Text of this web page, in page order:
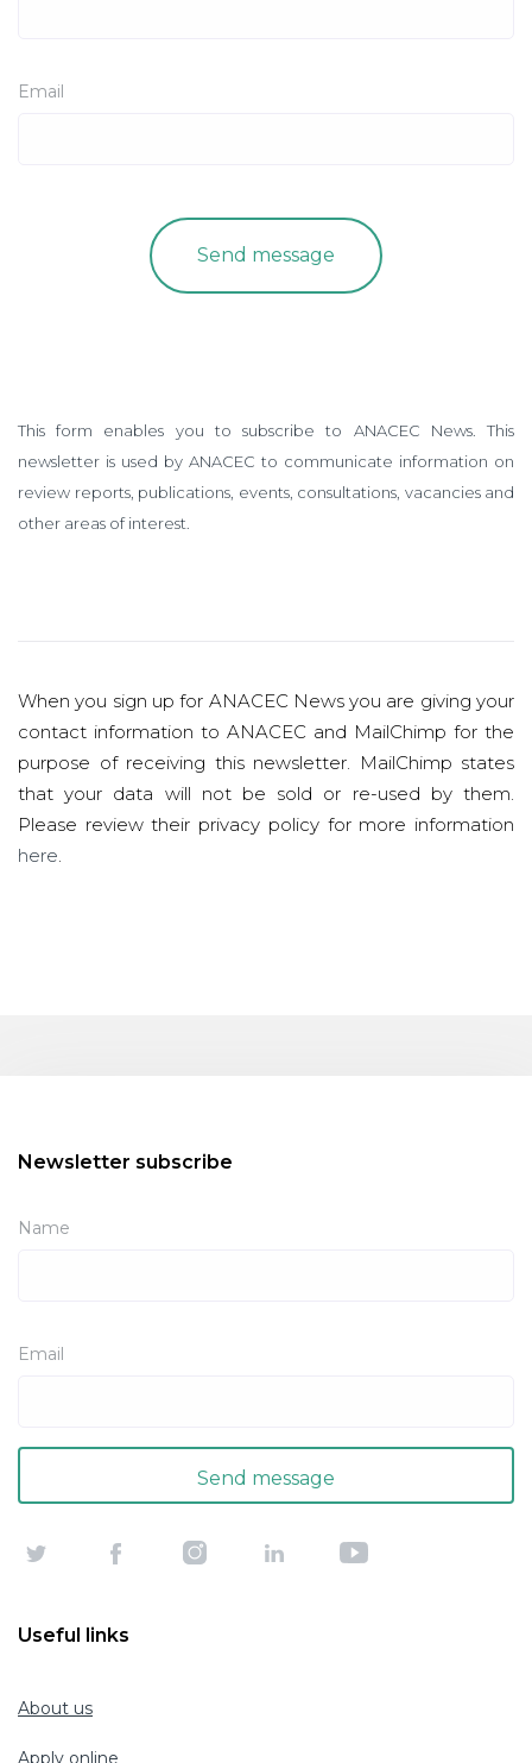
Email
This form enables you to subscribe to ANACEC News. This
newsletter is used by ANACEC to communicate information on
review reports, publications, events, consultations, vacancies and
other areas of interest.
When you sign up for ANACEC News you are giving your
contact information to ANACEC and MailChimp for the
purpose of receiving this newsletter. MailChimp states
that your data will not be sold or re-used by them.
Please review their privacy policy for more information
here.
Newsletter subscribe
Name
Email
Useful links
About us
Apply online